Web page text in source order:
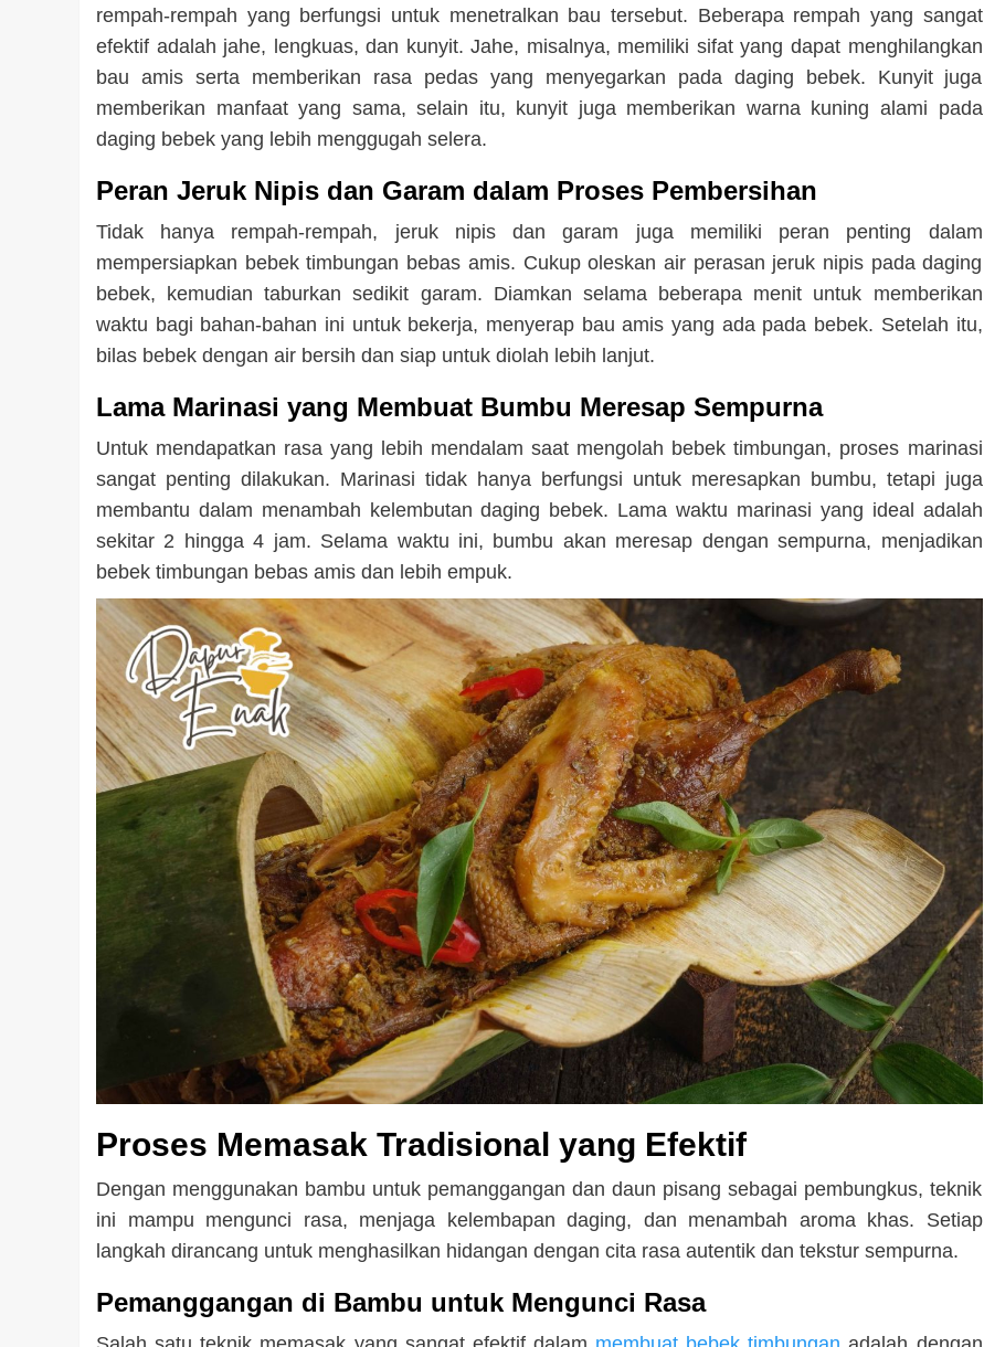
rempah-rempah yang berfungsi untuk menetralkan bau tersebut. Beberapa rempah yang sangat
efektif adalah jahe, lengkuas, dan kunyit. Jahe, misalnya, memiliki sifat yang dapat menghilangkan
bau amis serta memberikan rasa pedas yang menyegarkan pada daging bebek. Kunyit juga
memberikan manfaat yang sama, selain itu, kunyit juga memberikan warna kuning alami pada
daging bebek yang lebih menggugah selera.
Peran Jeruk Nipis dan Garam dalam Proses Pembersihan
Tidak hanya rempah-rempah, jeruk nipis dan garam juga memiliki peran penting dalam
mempersiapkan bebek timbungan bebas amis. Cukup oleskan air perasan jeruk nipis pada daging
bebek, kemudian taburkan sedikit garam. Diamkan selama beberapa menit untuk memberikan
waktu bagi bahan-bahan ini untuk bekerja, menyerap bau amis yang ada pada bebek. Setelah itu,
bilas bebek dengan air bersih dan siap untuk diolah lebih lanjut.
Lama Marinasi yang Membuat Bumbu Meresap Sempurna
Untuk mendapatkan rasa yang lebih mendalam saat mengolah bebek timbungan, proses marinasi
sangat penting dilakukan. Marinasi tidak hanya berfungsi untuk meresapkan bumbu, tetapi juga
membantu dalam menambah kelembutan daging bebek. Lama waktu marinasi yang ideal adalah
sekitar 2 hingga 4 jam. Selama waktu ini, bumbu akan meresap dengan sempurna, menjadikan
bebek timbungan bebas amis dan lebih empuk.
Proses Memasak Tradisional yang Efektif
Dengan menggunakan bambu untuk pemanggangan dan daun pisang sebagai pembungkus, teknik
ini mampu mengunci rasa, menjaga kelembapan daging, dan menambah aroma khas. Setiap
langkah dirancang untuk menghasilkan hidangan dengan cita rasa autentik dan tekstur sempurna.
Pemanggangan di Bambu untuk Mengunci Rasa